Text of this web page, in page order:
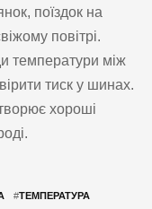
поїздок на
повітрі.
температури між
тиск у шинах.
хороші
#ТЕМПЕРАТУРА